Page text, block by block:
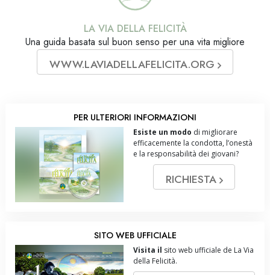
LA VIA DELLA FELICITÀ
Una guida basata sul buon senso per una vita migliore
WWW.LAVIADELLAFELICITA.ORG
PER ULTERIORI INFORMAZIONI
Esiste un modo di migliorare
efficacemente la condotta, l’onestà
e la responsabilità dei giovani?
RICHIESTA
SITO WEB UFFICIALE
Visita il sito web ufficiale de La Via
della Felicità.